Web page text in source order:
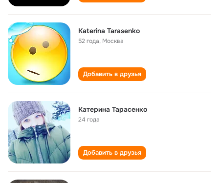
Katerina Tarasenko
52 года, Москва
Добавить в друзья
Катерина Тарасенко
24 года
Добавить в друзья